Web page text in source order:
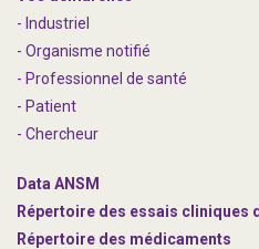
- Industriel
- Organisme notifié
- Professionnel de santé
- Patient
- Chercheur
Data ANSM
Répertoire des essais cliniques
Répertoire des médicaments